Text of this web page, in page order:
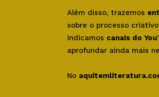
Além disso, trazemos
sobre o processo
indicamos canais do
aprofundar ainda mais
No